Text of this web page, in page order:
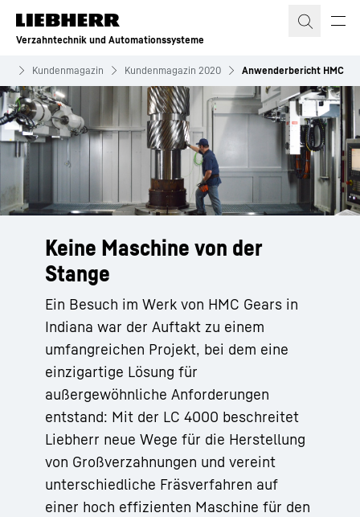
Zum Inhalt springen
Verzahntechnik und Automationssysteme
Kundenmagazin Kundenmagazin 2020 Anwenderbericht HMC
Keine Maschine von der
Stange
Ein Besuch im Werk von HMC Gears in
Indiana war der Auftakt zu einem
umfangreichen Projekt, bei dem eine
einzigartige Lösung für
außergewöhnliche Anforderungen
entstand: Mit der LC 4000 beschreitet
Liebherr neue Wege für die Herstellung
von Großverzahnungen und vereint
unterschiedliche Fräsverfahren auf
einer hoch effizienten Maschine für den